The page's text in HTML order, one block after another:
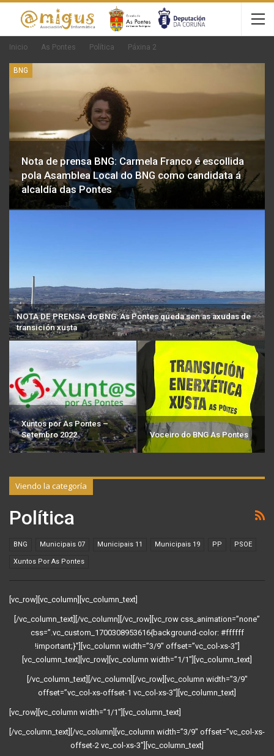
Inicio As Pontes Política Páxina 2
BNG
Nota de prensa BNG: Carmela Franco é escollida
pola Asamblea Local do BNG como candidata á
alcaldía das Pontes
NOTA DE PRENSA do BNG: As Pontes queda sen as axudas de
transición xusta
Xuntos por As Pontes –
Setembro 2022
Voceiro do BNG As Pontes
Viendo la categoría
Política
BNG Municipais 07 Municipais 11 Municipais 19 PP PSOE
Xuntos Por As Pontes
[vc_row][vc_column][vc_column_text]
[/vc_column_text][/vc_column][/vc_row][vc_row css_animation=”none”
css=”.vc_custom_1700308953616{background-color: #ffffff
!important;}”][vc_column width=”3/9″ offset=”vc_col-xs-3″]
[vc_column_text][vc_row][vc_column width=”1/1″][vc_column_text]
[/vc_column_text][/vc_column][/vc_row][vc_column width=”3/9″
offset=”vc_col-xs-offset-1 vc_col-xs-3″][vc_column_text]
[vc_row][vc_column width=”1/1″][vc_column_text]
[/vc_column_text][/vc_column][vc_column width=”3/9″ offset=”vc_col-xs-
offset-2 vc_col-xs-3″][vc_column_text]